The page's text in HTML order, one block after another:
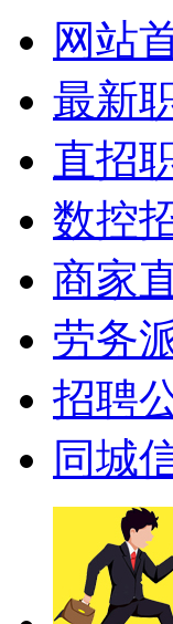
网站
最新
直招
数控
商家
劳务
招聘
同城